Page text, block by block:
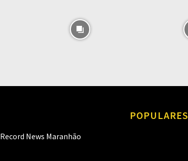
Record News Maranhão
POPULARES